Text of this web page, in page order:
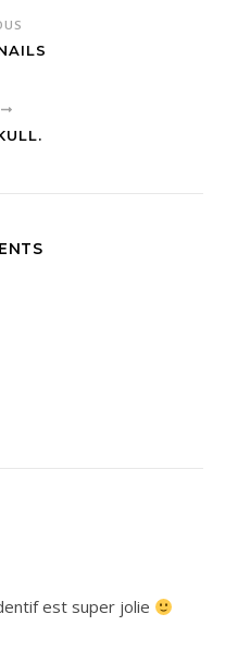
est super jolie